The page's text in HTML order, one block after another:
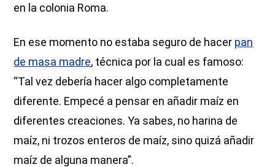
en la colonia Roma.
En ese momento no estaba seguro de hacer pan
de masa madre, técnica por la cual es famoso:
“Tal vez debería hacer algo completamente
diferente. Empecé a pensar en añadir maíz en
diferentes creaciones. Ya sabes, no harina de
maíz, ni trozos enteros de maíz, sino quizá añadir
maíz de alguna manera”.